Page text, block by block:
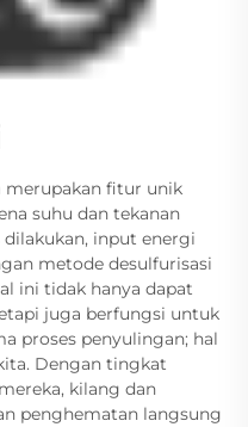
merupakan fitur unik
suhu dan tekanan
dilakukan, input energi
metode desulfurisasi
ini tidak hanya dapat
juga berfungsi untuk
proses penyulingan; hal
Dengan tingkat
kilang dan
penghematan langsung